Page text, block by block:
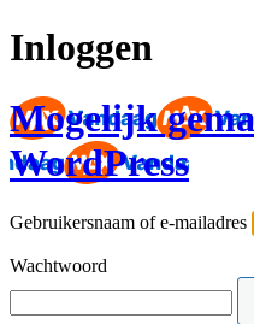
Inloggen
Mogelijk
WordPress
Gebruikersnaam of e-mailadres
Wachtwoord